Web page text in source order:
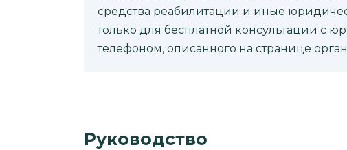
средства реабилитации и иные
только для бесплатной консультации с
телефоном, описанного на странице
Руководство